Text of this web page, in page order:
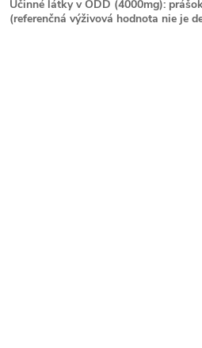
Účinné látky v ODD (4000mg):
(referenčná výživová hodnota nie je